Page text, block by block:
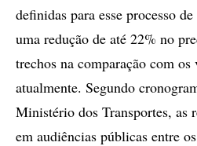
definidas para esse processo
uma redução de até 22% no
trechos na comparação com os
atualmente. Segundo
Ministério dos Transportes, as
em audiências públicas entre